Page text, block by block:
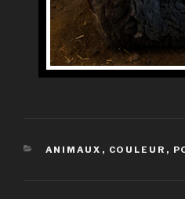
CATÉGORIES
ANIMAUX , COULEUR ,